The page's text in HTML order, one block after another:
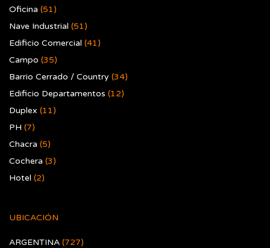
Oficina (51)
Nave Industrial (51)
Edificio Comercial (41)
Campo (35)
Barrio Cerrado / Country (34)
Edificio Departamentos (12)
Duplex (11)
PH (7)
Chacra (5)
Cochera (3)
Hotel (2)
UBICACIÓN
ARGENTINA (727)